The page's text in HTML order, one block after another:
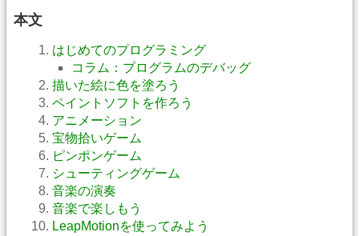
本文
はじめてのプログラミング
コラム：プログラムのデバッグ
描いた絵に色を塗ろう
ペイントソフトを作ろう
アニメーション
宝物拾いゲーム
ピンポンゲーム
シューティングゲーム
音楽の演奏
音楽で楽しもう
LeapMotionを使ってみよう